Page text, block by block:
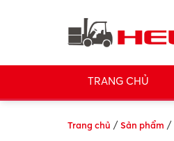
TRANG CHỦ
Trang chủ /Sản phẩm /